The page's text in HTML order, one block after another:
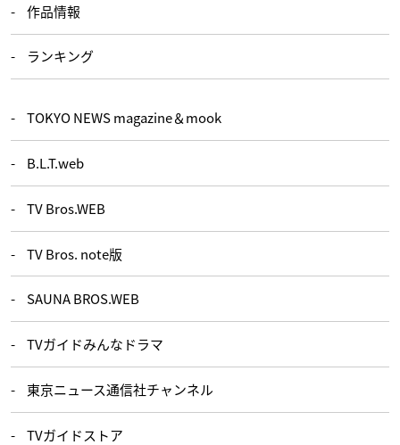
作品情報
ランキング
TOKYO NEWS magazine＆mook
B.L.T.web
TV Bros.WEB
TV Bros. note版
SAUNA BROS.WEB
TVガイドみんなドラマ
東京ニュース通信社チャンネル
TVガイドストア